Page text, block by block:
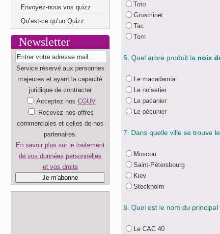
Envoyez-nous vos quizz
Qu’est-ce qu’un Quizz
Newsletter
Service réservé aux personnes
majeures et ayant la capacité
juridique de contracter
Acceptez nos CGUV
Recevez nos offres
commerciales et celles de nos
partenaires.
En savoir plus sur le traitement
de vos données personnelles
et vos droits
Toto
Grosminet
Tac
Tom
6. Quel arbre produit la noix
Le macadamia
Le noisetier
Le pacanier
Le pécunier
7. Dans quelle ville se trouve le
Moscou
Saint-Pétersbourg
Kiev
Stockholm
8. Quel est le nom du principal
Le CAC 40